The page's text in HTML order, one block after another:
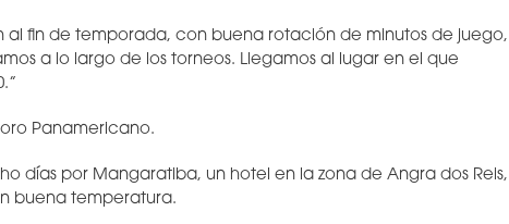
al fin de temporada, con buena rotación de minutos de juego,
a lo largo de los torneos. Llegamos al lugar en el que
Panamericano.
días por Mangaratiba, un hotel en la zona de Angra dos Reis,
buena temperatura.